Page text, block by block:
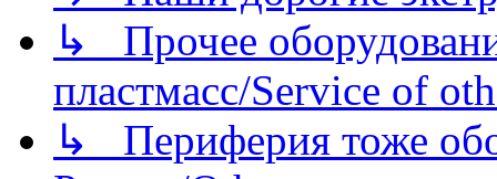
↳ Прочее
пластмасс/Service of
↳ Периферия тоже